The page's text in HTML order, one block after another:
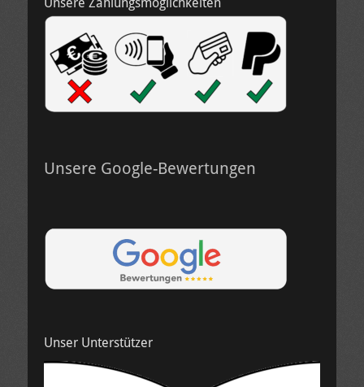
Unsere Google-Bewertungen
Unser Unterstützer